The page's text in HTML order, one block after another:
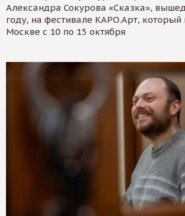
Александра Сокурова «Сказка»,
году, на фестивале КАРО.Арт, который
Москве с 10 по 15 октября